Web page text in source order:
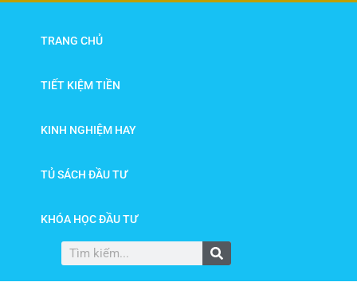
TRANG CHỦ
TIẾT KIỆM TIỀN
KINH NGHIỆM HAY
TỦ SÁCH ĐẦU TƯ
KHÓA HỌC ĐẦU TƯ